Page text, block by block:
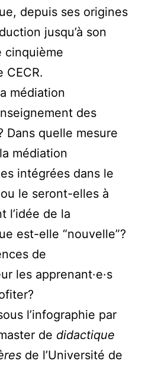
depuis ses origines
jusqu’à son
cinquième
CECR.
médiation
des
Dans quelle mesure
médiation
intégrées dans le
le seront-elles à
l’idée de la
est-elle “nouvelle”?
de
les apprenant·e·s
l’infographie par
de didactique
de l’Université de